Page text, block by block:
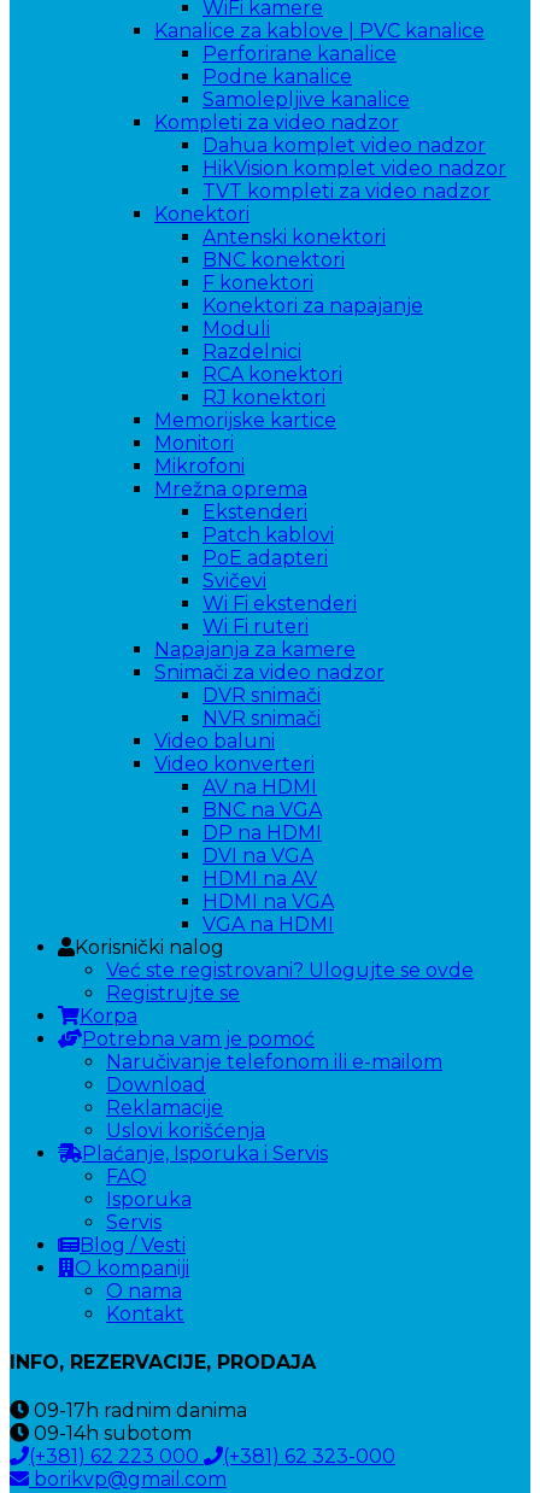
WiFi kamere
Kanalice za kablove | PVC kanalice
Perforirane kanalice
Podne kanalice
Samolepljive kanalice
Kompleti za video nadzor
Dahua komplet video nadzor
HikVision komplet video nadzor
TVT kompleti za video nadzor
Konektori
Antenski konektori
BNC konektori
F konektori
Konektori za napajanje
Moduli
Razdelnici
RCA konektori
RJ konektori
Memorijske kartice
Monitori
Mikrofoni
Mrežna oprema
Ekstenderi
Patch kablovi
PoE adapteri
Svičevi
Wi Fi ekstenderi
Wi Fi ruteri
Napajanja za kamere
Snimači za video nadzor
DVR snimači
NVR snimači
Video baluni
Video konverteri
AV na HDMI
BNC na VGA
DP na HDMI
DVI na VGA
HDMI na AV
HDMI na VGA
VGA na HDMI
Korisnički nalog
Već ste registrovani? Ulogujte se ovde
Registrujte se
Korpa
Potrebna vam je pomoć
Naručivanje telefonom ili e-mailom
Download
Reklamacije
Uslovi korišćenja
Plaćanje, Isporuka i Servis
FAQ
Isporuka
Servis
Blog / Vesti
O kompaniji
O nama
Kontakt
INFO, REZERVACIJE, PRODAJA
09-17h radnim danima
09-14h subotom
(+381) 62 223 000
(+381) 62 323-000
borikvp@gmail.com